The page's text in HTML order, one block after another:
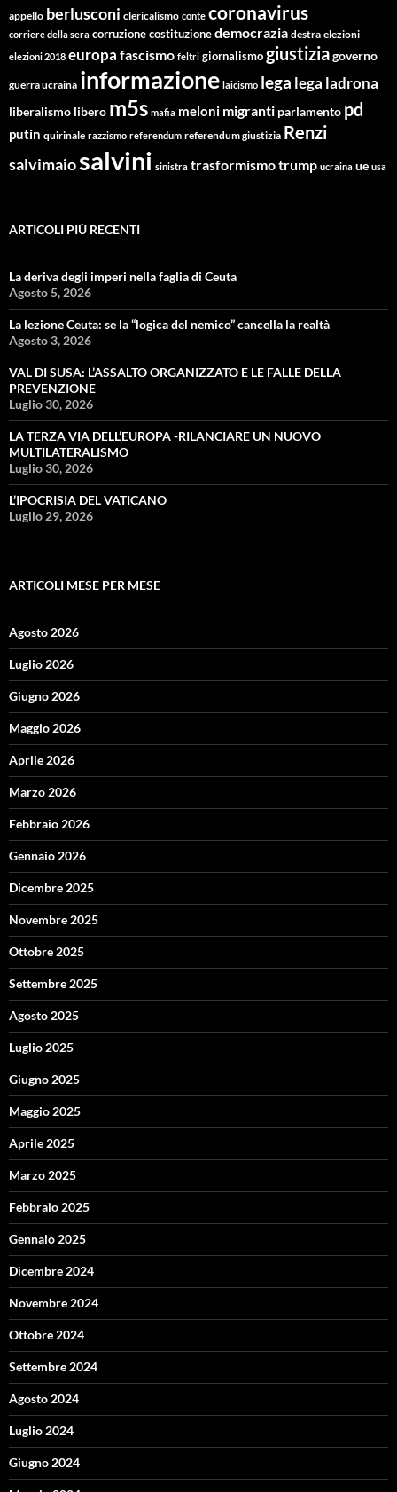
appello berlusconi clericalismo conte coronavirus
corriere della sera corruzionecostituzionedemocrazia destra elezioni
elezioni 2018 europa fascismo feltri giornalismogiustiziagoverno
guerra ucraina informazione laicismo lega lega ladrona
liberalismo libero m5s mafia meloni migranti parlamento pd
putin quirinale razzismo referendum referendum giustizia Renzi
salvimaiosalvini sinistra trasformismotrump ucraina ue usa
ARTICOLI PIÙ RECENTI
La deriva degli imperi nella faglia di Ceuta
Agosto 5, 2026
La lezione Ceuta: se la “logica del nemico” cancella la realtà
Agosto 3, 2026
VAL DI SUSA: L’ASSALTO ORGANIZZATO E LE FALLE DELLA
PREVENZIONE
Luglio 30, 2026
LA TERZA VIA DELL’EUROPA -RILANCIARE UN NUOVO
MULTILATERALISMO
Luglio 30, 2026
L’IPOCRISIA DEL VATICANO
Luglio 29, 2026
ARTICOLI MESE PER MESE
Agosto 2026
Luglio 2026
Giugno 2026
Maggio 2026
Aprile 2026
Marzo 2026
Febbraio 2026
Gennaio 2026
Dicembre 2025
Novembre 2025
Ottobre 2025
Settembre 2025
Agosto 2025
Luglio 2025
Giugno 2025
Maggio 2025
Aprile 2025
Marzo 2025
Febbraio 2025
Gennaio 2025
Dicembre 2024
Novembre 2024
Ottobre 2024
Settembre 2024
Agosto 2024
Luglio 2024
Giugno 2024